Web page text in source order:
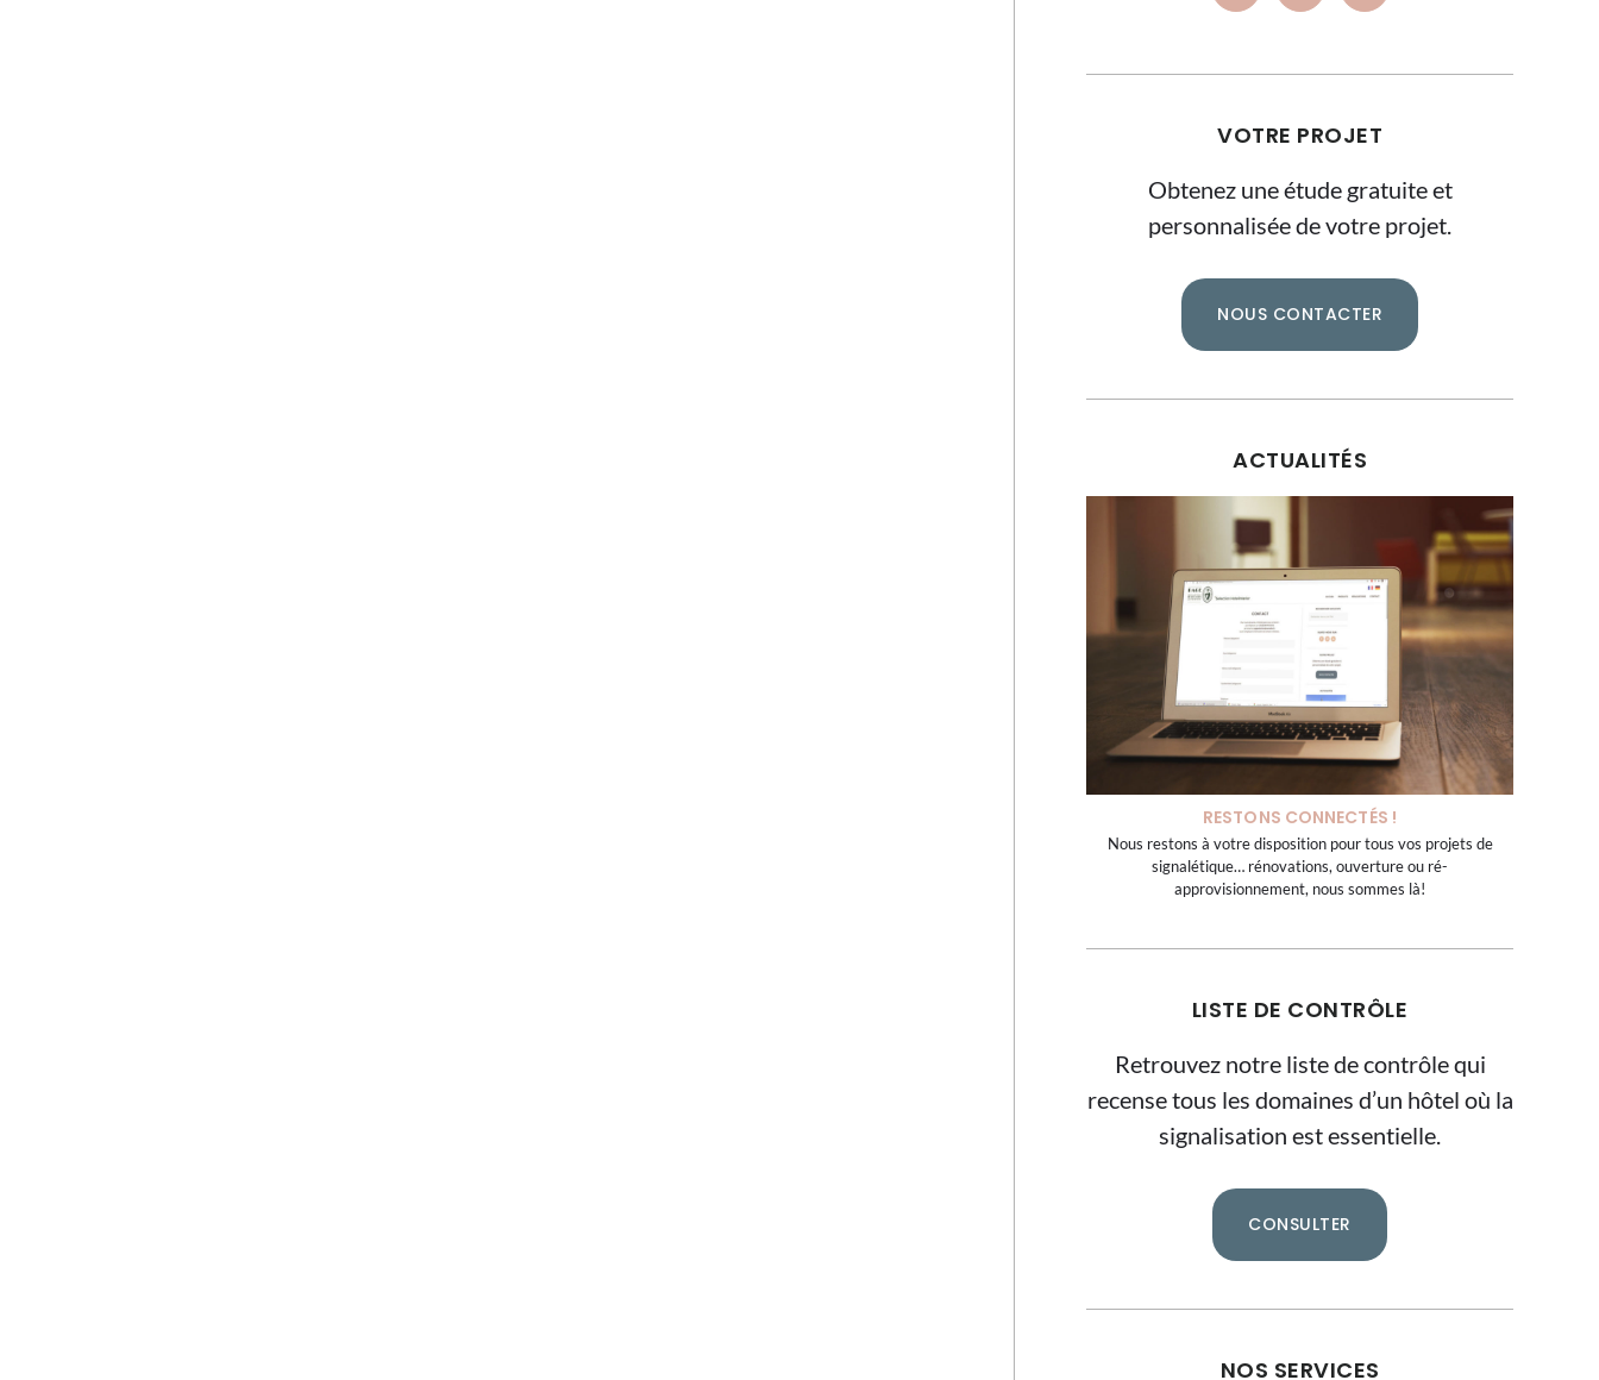
VOTRE PROJET
Obtenez une étude gratuite et
personnalisée de votre projet.
NOUS CONTACTER
ACTUALITÉS
RESTONS CONNECTÉS !
Nous restons à votre disposition pour tous vos projets de
signalétique… rénovations, ouverture ou ré-
approvisionnement, nous sommes là!
LISTE DE CONTRÔLE
Retrouvez notre liste de contrôle qui
recense tous les domaines d’un hôtel où la
signalisation est essentielle.
CONSULTER
NOS SERVICES